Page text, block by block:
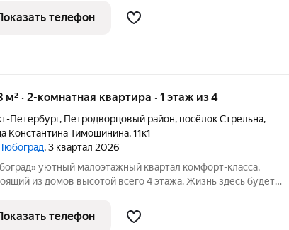
по адресу: Парковая улица, 20к3с4. Это кирпично-
дом 2014
телефон
м² · 2-комнатная квартира · 1 этаж из 4
Петербург, Петродворцовый район, посёлок Стрельна,
Константина Тимошинина,11к1
Любоград, 3 квартал 2026
квартал комфорт-класса,
из домов высотой всего 4 этажа. Жизнь здесь будет
предусмотрена вся инфраструктура для
и
телефон